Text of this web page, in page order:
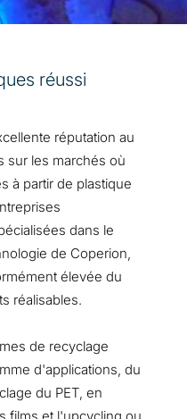
réussi
réputation au
sur les marchés où
à partir de plastique
dans le
de Coperion,
élevée du
réalisables.
de recyclage
d'applications, du
du PET, en
films et l'upcycling ou